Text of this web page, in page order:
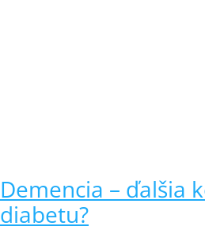
Demencia – ďalšia
diabetu?